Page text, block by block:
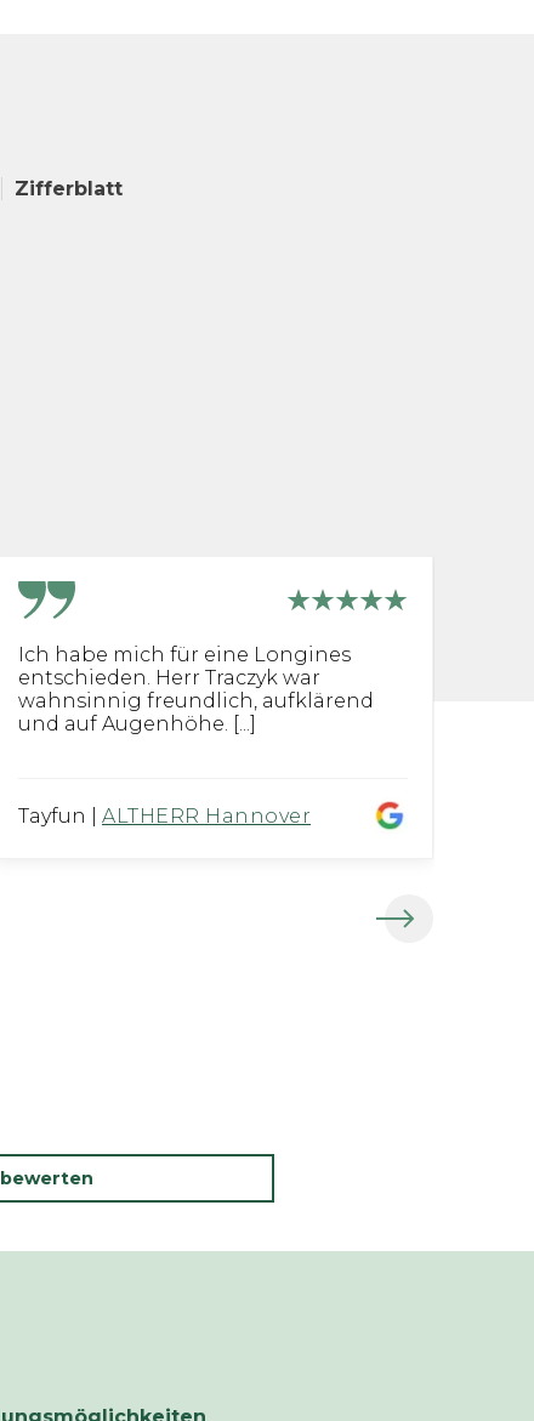
Zifferblatt
Ich habe mich für eine Longines
entschieden. Herr Traczyk war
wahnsinnig freundlich, aufklärend
und auf Augenhöhe. [...]
Tayfun ALTHERR Hannover